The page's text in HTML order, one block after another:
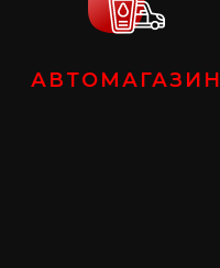
АВТОМАГАЗИН